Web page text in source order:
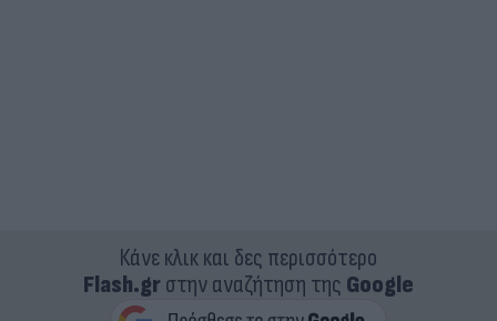
Κάνε κλικ και δες περισσότερο
Flash.grστην αναζήτηση της Google